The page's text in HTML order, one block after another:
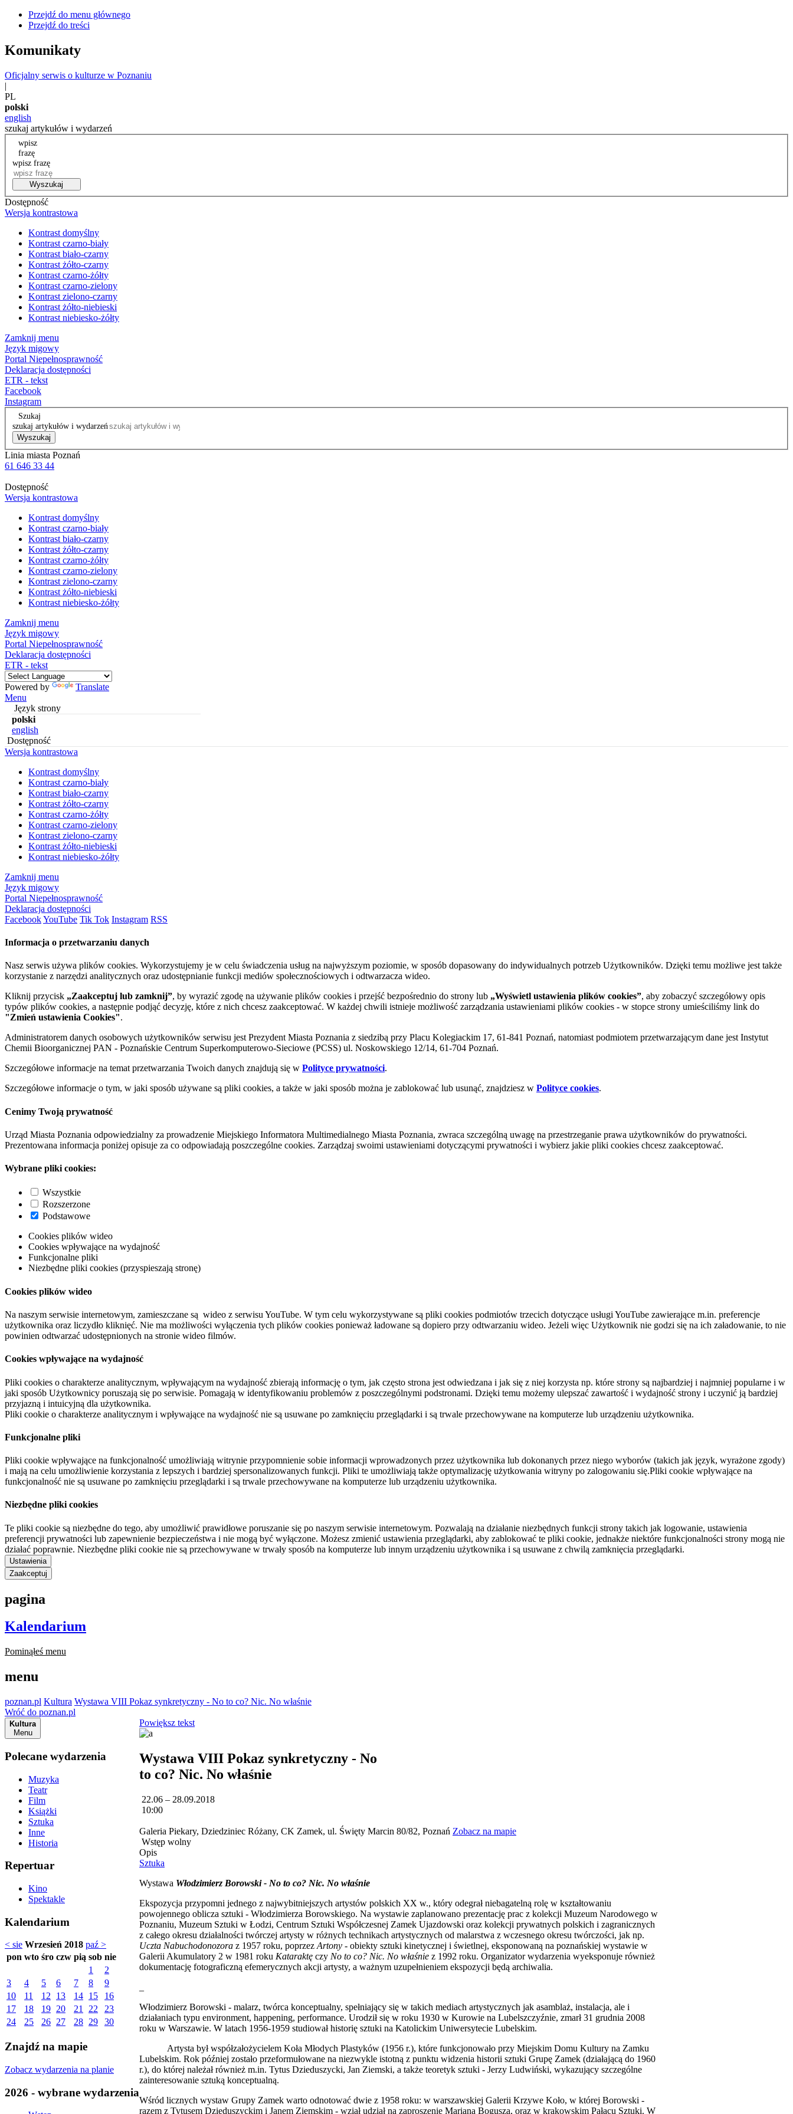
Przejdź do menu głównego
Przejdź do treści
Komunikaty
Oficjalny serwis o kulturze w Poznaniu
|
PL
polski
english
szukaj artykułów i wydarzeń
wpisz
frazę
wpisz frazę
Wyszukaj
Dostępność
Wersja kontrastowa
Kontrast domyślny
Kontrast czarno-biały
Kontrast biało-czarny
Kontrast żółto-czarny
Kontrast czarno-żółty
Kontrast czarno-zielony
Kontrast zielono-czarny
Kontrast żółto-niebieski
Kontrast niebiesko-żółty
Zamknij menu
Język migowy
Portal Niepełnosprawność
Deklaracja dostępności
ETR - tekst
Facebook
Instagram
Szukaj
szukaj artykułów i wydarzeń
Wyszukaj
Linia miasta Poznań
61 646 33 44
Dostępność
Wersja kontrastowa
Kontrast domyślny
Kontrast czarno-biały
Kontrast biało-czarny
Kontrast żółto-czarny
Kontrast czarno-żółty
Kontrast czarno-zielony
Kontrast zielono-czarny
Kontrast żółto-niebieski
Kontrast niebiesko-żółty
Zamknij menu
Język migowy
Portal Niepełnosprawność
Deklaracja dostępności
ETR - tekst
Powered by
Translate
Menu
Język strony
polski
english
Dostępność
Wersja kontrastowa
Kontrast domyślny
Kontrast czarno-biały
Kontrast biało-czarny
Kontrast żółto-czarny
Kontrast czarno-żółty
Kontrast czarno-zielony
Kontrast zielono-czarny
Kontrast żółto-niebieski
Kontrast niebiesko-żółty
Zamknij menu
Język migowy
Portal Niepełnosprawność
Deklaracja dostępności
FacebookYouTube Tik Tok Instagram RSS
Informacja o przetwarzaniu danych
Nasz serwis używa plików cookies. Wykorzystujemy je w celu świadczenia usług na najwyższym poziomie, w sposób dopasowany do indywidualnych potrzeb Użytkowników. Dzięki temu możliwe jest także
korzystanie z narzędzi analitycznych oraz udostępnianie funkcji mediów społecznościowych i odtwarzacza wideo.
Kliknij przycisk „Zaakceptuj lub zamknij”, by wyrazić zgodę na używanie plików cookies i przejść bezpośrednio do strony lub „Wyświetl ustawienia plików cookies”, aby zobaczyć szczegółowy opis
typów plików cookies, a następnie podjąć decyzję, które z nich chcesz zaakceptować. W każdej chwili istnieje możliwość zarządzania ustawieniami plików cookies - w stopce strony umieściliśmy link do
"Zmień ustawienia Cookies".
Administratorem danych osobowych użytkowników serwisu jest Prezydent Miasta Poznania z siedzibą przy Placu Kolegiackim 17, 61-841 Poznań, natomiast podmiotem przetwarzającym dane jest Instytut
Chemii Bioorganicznej PAN - Poznańskie Centrum Superkomputerowo-Sieciowe (PCSS) ul. Noskowskiego 12/14, 61-704 Poznań.
Szczegółowe informacje na temat przetwarzania Twoich danych znajdują się w Polityce prywatności.
Szczegółowe informacje o tym, w jaki sposób używane są pliki cookies, a także w jaki sposób można je zablokować lub usunąć, znajdziesz w Polityce cookies.
Cenimy Twoją prywatność
Urząd Miasta Poznania odpowiedzialny za prowadzenie Miejskiego Informatora Multimedialnego Miasta Poznania, zwraca szczególną uwagę na przestrzeganie prawa użytkowników do prywatności.
Prezentowana informacja poniżej opisuje za co odpowiadają poszczególne cookies. Zarządzaj swoimi ustawieniami dotyczącymi prywatności i wybierz jakie pliki cookies chcesz zaakceptować.
Wybrane pliki cookies:
Wszystkie
Rozszerzone
Podstawowe
Cookies plików wideo
Cookies wpływające na wydajność
Funkcjonalne pliki
Niezbędne pliki cookies (przyspieszają stronę)
Cookies plików wideo
Na naszym serwisie internetowym, zamieszczane są wideo z serwisu YouTube. W tym celu wykorzystywane są pliki cookies podmiotów trzecich dotyczące usługi YouTube zawierające m.in. preferencje
użytkownika oraz liczydło kliknięć. Nie ma możliwości wyłączenia tych plików cookies ponieważ ładowane są dopiero przy odtwarzaniu wideo. Jeżeli więc Użytkownik nie godzi się na ich załadowanie, to nie
powinien odtwarzać udostępnionych na stronie wideo filmów.
Cookies wpływające na wydajność
Pliki cookies o charakterze analitycznym, wpływającym na wydajność zbierają informację o tym, jak często strona jest odwiedzana i jak się z niej korzysta np. które strony są najbardziej i najmniej popularne i w
jaki sposób Użytkownicy poruszają się po serwisie. Pomagają w identyfikowaniu problemów z poszczególnymi podstronami. Dzięki temu możemy ulepszać zawartość i wydajność strony i uczynić ją bardziej
przyjazną i intuicyjną dla użytkownika.
Pliki cookie o charakterze analitycznym i wpływające na wydajność nie są usuwane po zamknięciu przeglądarki i są trwale przechowywane na komputerze lub urządzeniu użytkownika.
Funkcjonalne pliki
Pliki cookie wpływające na funkcjonalność umożliwiają witrynie przypomnienie sobie informacji wprowadzonych przez użytkownika lub dokonanych przez niego wyborów (takich jak język, wyrażone zgody)
i mają na celu umożliwienie korzystania z lepszych i bardziej spersonalizowanych funkcji. Pliki te umożliwiają także optymalizację użytkowania witryny po zalogowaniu się.Pliki cookie wpływające na
funkcjonalność nie są usuwane po zamknięciu przeglądarki i są trwale przechowywane na komputerze lub urządzeniu użytkownika.
Niezbędne pliki cookies
Te pliki cookie są niezbędne do tego, aby umożliwić prawidłowe poruszanie się po naszym serwisie internetowym. Pozwalają na działanie niezbędnych funkcji strony takich jak logowanie, ustawienia
preferencji prywatności lub zapewnienie bezpieczeństwa i nie mogą być wyłączone. Możesz zmienić ustawienia przeglądarki, aby zablokować te pliki cookie, jednakże niektóre funkcjonalności strony mogą nie
działać poprawnie. Niezbędne pliki cookie nie są przechowywane w trwały sposób na komputerze lub innym urządzeniu użytkownika i są usuwane z chwilą zamknięcia przeglądarki.
Ustawienia
Zaakceptuj
pagina
Kalendarium
Pominąłeś menu
menu
poznan.pl Kultura Wystawa VIII Pokaz synkretyczny - No to co? Nic. No właśnie
Wróć do poznan.pl
Kultura
Menu
Polecane wydarzenia
Muzyka
Teatr
Film
Książki
Sztuka
Inne
Historia
Repertuar
Kino
Spektakle
Kalendarium
< sie Wrzesień 2018 paź >
pon wto śro czw pią sob nie
1
2
3
4 5 6 7 8
9
10
11 12 13 14 15
16
17
18 19 20 21 22
23
24
25 26 27 28 29 30
Znajdź na mapie
Zobacz wydarzenia na planie
2026 - wybrane wydarzenia
Powiększ tekst
Wystawa VIII Pokaz synkretyczny - No
to co? Nic. No właśnie
22.06 – 28.09.2018
10:00
Galeria Piekary, Dziedziniec Różany, CK Zamek, ul. Święty Marcin 80/82, Poznań Zobacz na mapie
Wstęp wolny
Opis
Sztuka
Wystawa Włodzimierz Borowski - No to co? Nic. No właśnie
Ekspozycja przypomni jednego z najwybitniejszych artystów polskich XX w., który odegrał niebagatelną rolę w kształtowaniu
powojennego oblicza sztuki - Włodzimierza Borowskiego. Na wystawie zaplanowano prezentację prac z kolekcji Muzeum Narodowego w
Poznaniu, Muzeum Sztuki w Łodzi, Centrum Sztuki Współczesnej Zamek Ujazdowski oraz kolekcji prywatnych polskich i zagranicznych
z całego okresu działalności twórczej artysty w różnych technikach artystycznych od malarstwa z wczesnego okresu twórczości, jak np.
Uczta Nabuchodonozora z 1957 roku, poprzez Artony - obiekty sztuki kinetycznej i świetlnej, eksponowaną na poznańskiej wystawie w
Galerii Akumulatory 2 w 1981 roku Kataraktę czy No to co? Nic. No właśnie z 1992 roku. Organizator wydarzenia wyeksponuje również
dokumentację fotograficzną efemerycznych akcji artysty, a ważnym uzupełnieniem ekspozycji będą archiwalia.
Włodzimierz Borowski - malarz, twórca konceptualny, spełniający się w takich mediach artystycznych jak asamblaż, instalacja, ale i
działaniach typu environment, happening, performance. Urodził się w roku 1930 w Kurowie na Lubelszczyźnie, zmarł 31 grudnia 2008
roku w Warszawie. W latach 1956-1959 studiował historię sztuki na Katolickim Uniwersytecie Lubelskim.
Artysta był współzałożycielem Koła Młodych Plastyków (1956 r.), które funkcjonowało przy Miejskim Domu Kultury na Zamku
Lubelskim. Rok później zostało przeformułowane na niezwykle istotną z punktu widzenia historii sztuki Grupę Zamek (działającą do 1960
r.), do której należał również m.in. Tytus Dzieduszycki, Jan Ziemski, a także teoretyk sztuki - Jerzy Ludwiński, wykazujący szczególne
zainteresowanie sztuką konceptualną.
Wśród licznych wystaw Grupy Zamek warto odnotować dwie z 1958 roku: w warszawskiej Galerii Krzywe Koło, w której Borowski -
razem z Tytusem Dzieduszyckim i Janem Ziemskim - wziął udział na zaproszenie Mariana Bogusza, oraz w krakowskim Pałacu Sztuki. W